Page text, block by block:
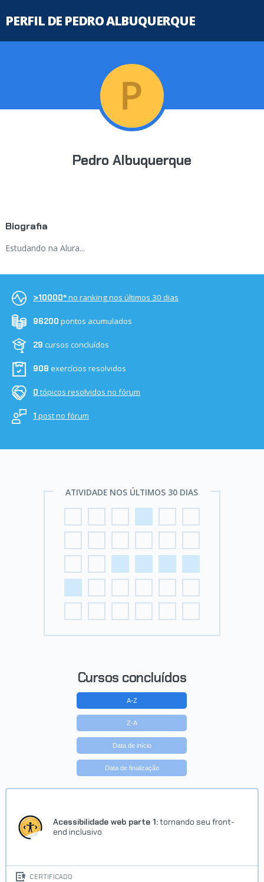
PERFIL DE PEDRO ALBUQUERQUE
Pedro Albuquerque
Biografia
Estudando na Alura...
>10000ºno ranking nos últimos 30 dias
96200 pontos acumulados
29 cursos concluídos
908 exercícios resolvidos
0 tópicos resolvidos no fórum
1 post no fórum
ATIVIDADE NOS ÚLTIMOS 30 DIAS
Cursos concluídos
A-Z
Z-A
Data de início
Data de finalização
Acessibilidade web parte 1:tornando seu front-
end inclusivo
CERTIFICADO